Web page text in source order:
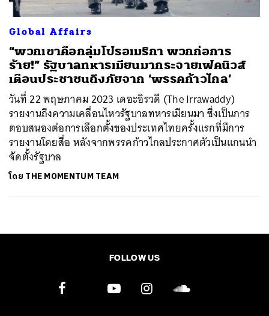
Global Affairs
“พวกเขาคือกลุ่มโปรอเมริกา พวกก่อการ
ร้าย!” รัฐบาลทหารเมียนมากระจายเฟคนิวส์
เตือนประชาชนถึงภัยจาก ‘พรรคก้าวไกล’
วันที่ 22 พฤษภาคม 2023 เดอะอิรวดี (The Irrawaddy)
รายงานถึงความเคลื่อนไหวรัฐบาลทหารเมียนมา ซึ่งเป็นการ
ตอบสนองต่อการเลือกตั้งของประเทศไทยครั้งแรกที่มีการ
รายงานโดยสื่อ หลังจากพรรคก้าวไกลประกาศตัวเป็นแกนนำ
จัดตั้งรัฐบาล
โดย THE MOMENTUM TEAM
FOLLOW US